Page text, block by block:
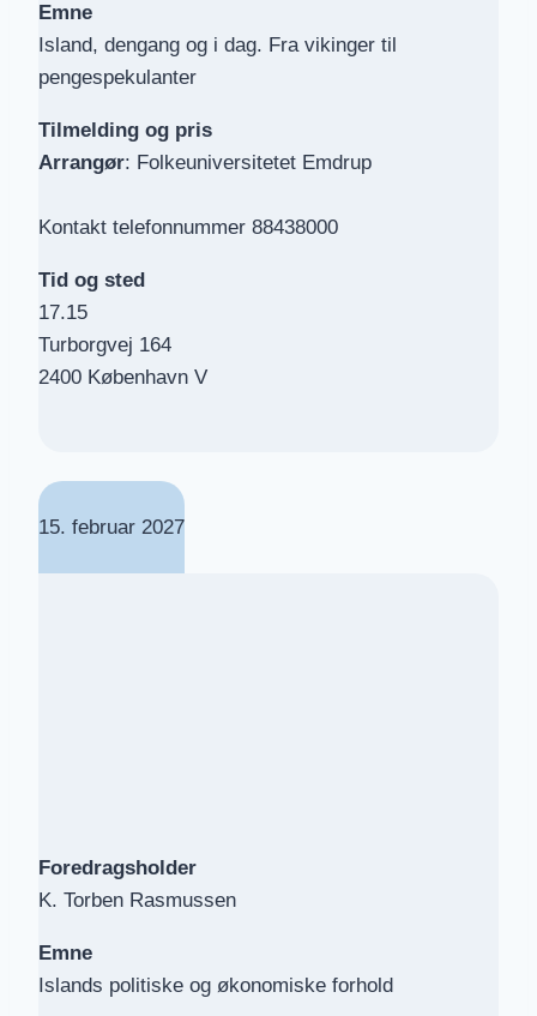
Emne
Island, dengang og i dag. Fra vikinger til
pengespekulanter
Tilmelding og pris
Arrangør: Folkeuniversitetet Emdrup
Kontakt telefonnummer 88438000
Tid og sted
17.15
Turborgvej 164
2400 København V
15. februar 2027
Foredragsholder
K. Torben Rasmussen
Emne
Islands politiske og økonomiske forhold